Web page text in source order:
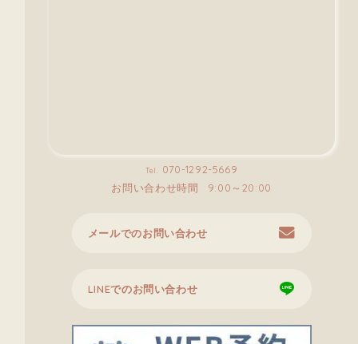
Tel.
070-1292-5669
お問い合わせ時間
9:00～20:00
メールでのお問い合わせ
LINEでのお問い合わせ